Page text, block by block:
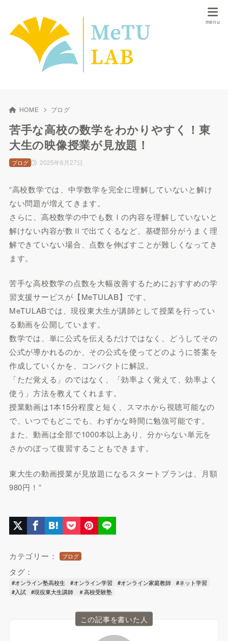
HOME ブログ
苦手な高校の数学をわかりやすく！東
大生の映像授業が見放題！
2025年6月27日
ブログ
“高校数学では、中学数学を完全に理解していないと解け
ない問題が増えてきます。
さらに、高校数学の中でも数Ⅰの内容を理解していないと
解けない内容が数Ⅱで出てくるなど、基礎部分がうまく理
解できていない場合、点数を伸ばすことが難しくなってき
ます。
苦手な高校数学の点数を大幅改善するためにおすすめの学
習支援サービスが【MeTULAB】です。
MeTULABでは、現役東大生が講師として授業を行ってい
る動画を公開しています。
数学では、単に公式を伝えるだけではなく、どうしてその
公式が導かれるのか、その公式を使ってどのように答案を
作成していくかを、コンパクトに解説。
「ただ覚える」のではなく、「効率よく覚えて、効率よく
使う」方法を教えてくれます。
授業動画は1本15分程度と短く、スマホから視聴可能なの
で、いつでもどこでも、わずかな時間に勉強可能です。
また、動画は全部で1000本以上あり、分からない単元を
さかのぼって復習することもできます。
東大生の動画授業が見放題になるスタートプランは、月額
980円！”
カテゴリー： ブログ
タグ：
#オンライン塾高校生 #オンライン学習 #オンライン家庭教師
#ネット学習
#入試
#現役東大生講師 ＃高校受験塾
この記事を書いた人